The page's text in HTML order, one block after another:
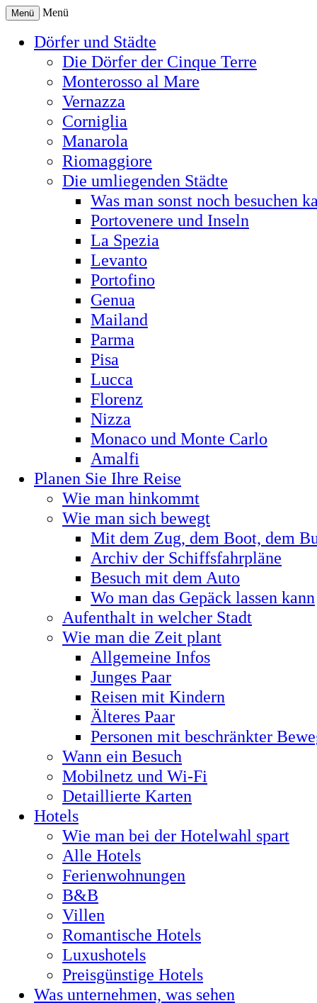
Menü Menü
Dörfer und Städte
Die Dörfer der Cinque Terre
Monterosso al Mare
Vernazza
Corniglia
Manarola
Riomaggiore
Die umliegenden Städte
Was man sonst noch besuchen
Portovenere und Inseln
La Spezia
Levanto
Portofino
Genua
Mailand
Parma
Pisa
Lucca
Florenz
Nizza
Monaco und Monte Carlo
Amalfi
Planen Sie Ihre Reise
Wie man hinkommt
Wie man sich bewegt
Mit dem Zug, dem Boot, dem
Archiv der Schiffsfahrpläne
Besuch mit dem Auto
Wo man das Gepäck lassen kann
Aufenthalt in welcher Stadt
Wie man die Zeit plant
Allgemeine Infos
Junges Paar
Reisen mit Kindern
Älteres Paar
Personen mit beschränkter
Wann ein Besuch
Mobilnetz und Wi-Fi
Detaillierte Karten
Hotels
Wie man bei der Hotelwahl spart
Alle Hotels
Ferienwohnungen
B&B
Villen
Romantische Hotels
Luxushotels
Preisgünstige Hotels
Was unternehmen, was sehen